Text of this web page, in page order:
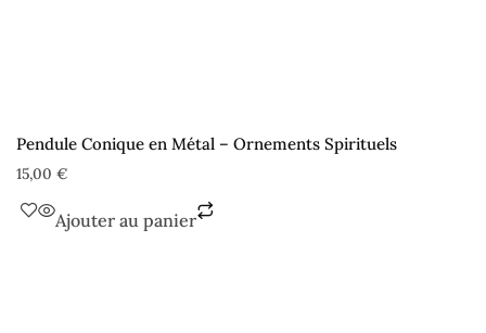
Pendule Conique en Métal – Ornements Spirituels
15,00 €
Ajouter au panier